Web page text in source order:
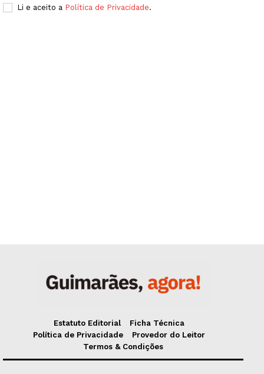
Grande Entrevista
Li e aceito a Política de Privacidade.
Estatuto Editorial
Ficha Técnica
Política de Privacidade
Provedor do Leitor
Termos & Condições